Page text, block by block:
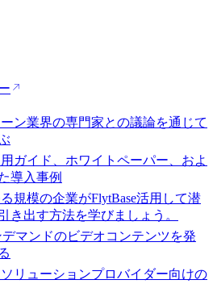
ーン業界の専門家との議論を通じて
ガイド、ホワイトペーパー、およ
導入事例
規模の企業がFlytBase活用して潜
き出す方法を学びましょう。
デマンドのビデオコンテンツを発
ソリューションプロバイダー向けの